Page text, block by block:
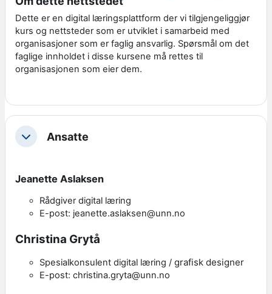
Dette er en digital læringsplattform der vi tilgjengeliggjør
kurs og nettsteder som er utviklet i samarbeid med
organisasjoner som er faglig ansvarlig. Spørsmål om det
faglige innholdet i disse kursene må rettes til
organisasjonen som eier dem.
Skjul Ansatte
Jeanette Aslaksen
Rådgiver digital læring
E-post: jeanette.aslaksen@unn.no
Christina Grytå
Spesialkonsulent digital læring / grafisk designer
E-post: christina.gryta@unn.no